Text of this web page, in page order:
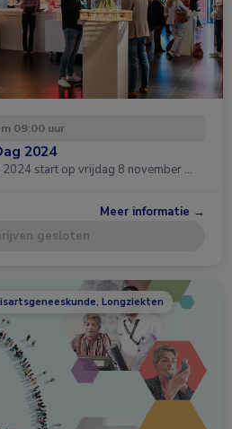
09:00 uur
2024
start op vrijdag 8 november …
Meer informatie →
gesloten
Longziekten